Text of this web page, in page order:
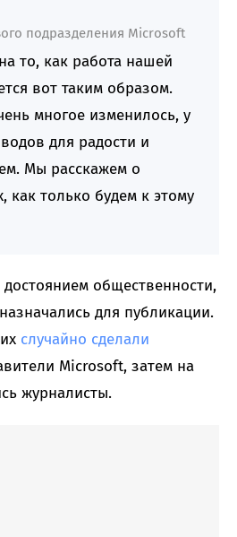
подразделения Microsoft
то, как работа нашей
вот таким образом.
многое изменилось, у
для радости и
Мы расскажем о
как только будем к этому
общественности,
для публикации.
случайно сделали
Microsoft, затем на
журналисты.